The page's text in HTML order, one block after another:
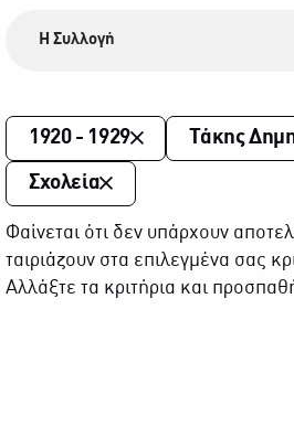
Η Συλλογή
1920 - 1929 Τάκης
Σχολεία
Φαίνεται ότι δεν υπάρχουν
ταιριάζουν στα επιλεγμένα σας
Αλλάξτε τα κριτήρια και